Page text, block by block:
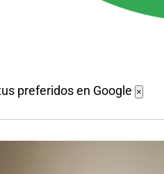
preferidos en Google ×